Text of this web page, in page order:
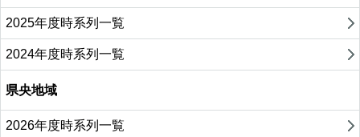
2025年度時系列一覧
2024年度時系列一覧
県央地域
2026年度時系列一覧